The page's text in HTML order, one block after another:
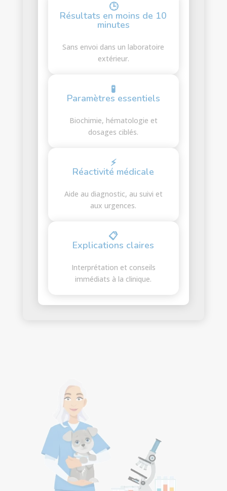
🕒
Résultats en moins de 10
minutes
Sans envoi dans un laboratoire
extérieur.
🧪
Paramètres essentiels
Biochimie, hématologie et
dosages ciblés.
⚡
Réactivité médicale
Aide au diagnostic, au suivi et
aux urgences.
📋
Explications claires
Interprétation et conseils
immédiats à la clinique.